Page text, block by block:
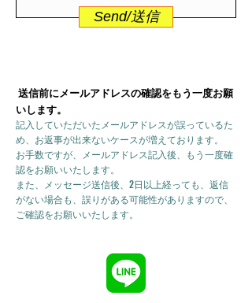
Send/送信
送信前にメールアドレスの確認をもう一度お願
いします。
記入していただいたメールアドレスが誤っているた
め、お返事が出来ないケースが増えております。
お手数ですが、メールアドレス記入後、もう一度確
認をお願いいたします。
また、メッセージ送信後、2日以上経っても、返信
がない場合も、誤りがある可能性がありますので、
ご確認をお願いいたします。